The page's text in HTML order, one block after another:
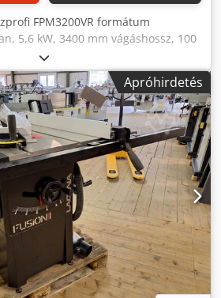
FPM3200VR formátum
5,6 kW, 3400 mm vágáshossz, 100
mm asztalhossz, 630 kg
tévedések, nyomdai és
Dkodpsx H Ufhofx
Apróhirdetés